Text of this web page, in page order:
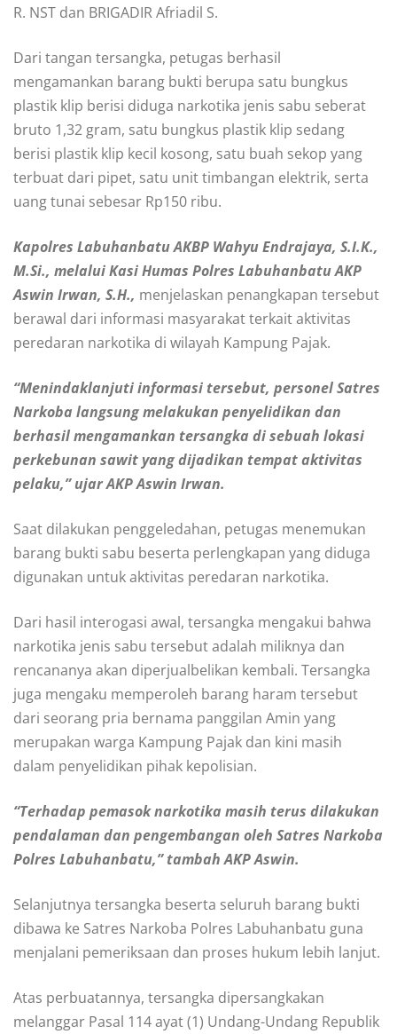
R. NST dan BRIGADIR Afriadil S.
Dari tangan tersangka, petugas berhasil
mengamankan barang bukti berupa satu bungkus
plastik klip berisi diduga narkotika jenis sabu seberat
bruto 1,32 gram, satu bungkus plastik klip sedang
berisi plastik klip kecil kosong, satu buah sekop yang
terbuat dari pipet, satu unit timbangan elektrik, serta
uang tunai sebesar Rp150 ribu.
Kapolres Labuhanbatu AKBP Wahyu Endrajaya, S.I.K.,
M.Si., melalui Kasi Humas Polres Labuhanbatu AKP
Aswin Irwan, S.H., menjelaskan penangkapan tersebut
berawal dari informasi masyarakat terkait aktivitas
peredaran narkotika di wilayah Kampung Pajak.
“Menindaklanjuti informasi tersebut, personel Satres
Narkoba langsung melakukan penyelidikan dan
berhasil mengamankan tersangka di sebuah lokasi
perkebunan sawit yang dijadikan tempat aktivitas
pelaku,” ujar AKP Aswin Irwan.
Saat dilakukan penggeledahan, petugas menemukan
barang bukti sabu beserta perlengkapan yang diduga
digunakan untuk aktivitas peredaran narkotika.
Dari hasil interogasi awal, tersangka mengakui bahwa
narkotika jenis sabu tersebut adalah miliknya dan
rencananya akan diperjualbelikan kembali. Tersangka
juga mengaku memperoleh barang haram tersebut
dari seorang pria bernama panggilan Amin yang
merupakan warga Kampung Pajak dan kini masih
dalam penyelidikan pihak kepolisian.
“Terhadap pemasok narkotika masih terus dilakukan
pendalaman dan pengembangan oleh Satres Narkoba
Polres Labuhanbatu,” tambah AKP Aswin.
Selanjutnya tersangka beserta seluruh barang bukti
dibawa ke Satres Narkoba Polres Labuhanbatu guna
menjalani pemeriksaan dan proses hukum lebih lanjut.
Atas perbuatannya, tersangka dipersangkakan
melanggar Pasal 114 ayat (1) Undang-Undang Republik